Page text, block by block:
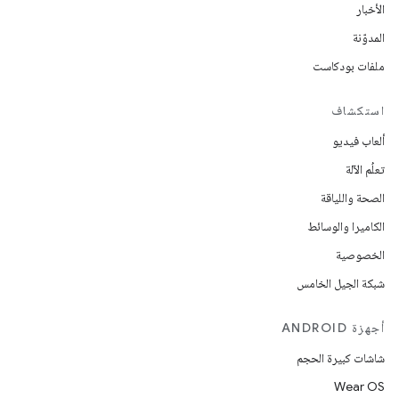
الأخبار
المدوّنة
ملفات بودكاست
استكشاف
ألعاب فيديو
تعلُم الآلة
الصحة واللياقة
الكاميرا والوسائط
الخصوصية
شبكة الجيل الخامس
أجهزة ANDROID
شاشات كبيرة الحجم
Wear OS